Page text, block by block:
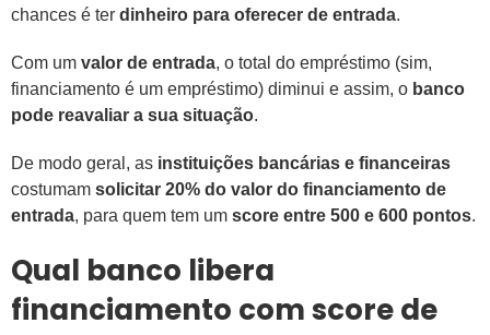
chances é ter dinheiro para oferecer de entrada.
Com um valor de entrada, o total do empréstimo (sim,
financiamento é um empréstimo) diminui e assim, o banco
pode reavaliar a sua situação.
De modo geral, as instituições bancárias e financeiras
costumam solicitar 20% do valor do financiamento de
entrada, para quem tem um score entre 500 e 600 pontos.
Qual banco libera
financiamento com score de